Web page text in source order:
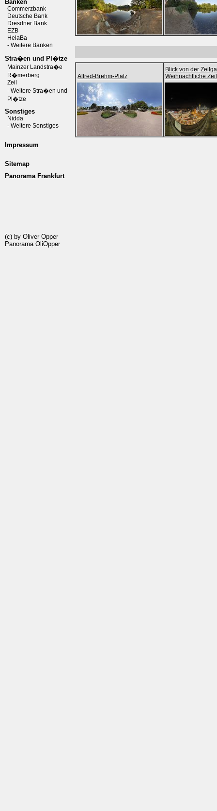
Banken
Commerzbank
Deutsche Bank
Dresdner Bank
EZB
HelaBa
- Weitere Banken
Stra�en und Pl�tze
Mainzer Landstra�e
R�merberg
Zeil
- Weitere Stra�en und
Pl�tze
Sonstiges
Nidda
- Weitere Sonstiges
Impressum
Sitemap
Panorama Frankfurt
(c) by Oliver Opper
Panorama OliOpper
Alfred-Brehm-Platz
Blick von der
Weihnachtliche Zeil